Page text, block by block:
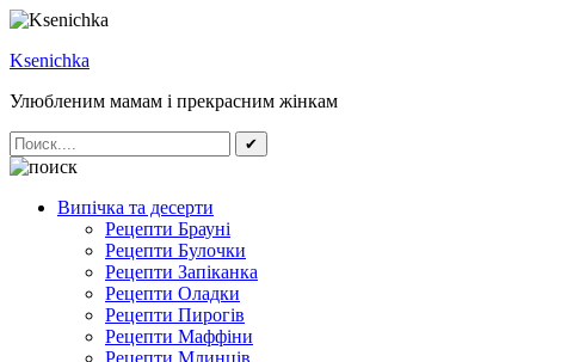
Ksenichka
Улюбленим мамам і прекрасним жінкам
✔
Випічка та десерти
Рецепти Брауні
Рецепти Булочки
Рецепти Запіканка
Рецепти Оладки
Рецепти Пирогів
Рецепти Маффіни
Рецепти Млинців